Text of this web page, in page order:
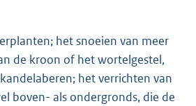
het snoeien van meer
de kroon of het wortelgestel,
het verrichten van
boven- als ondergronds, die de